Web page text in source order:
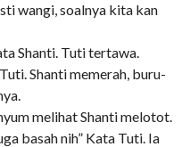
wangi, soalnya kita kan
Shanti. Tuti tertawa.
Shanti memerah, buru-
melihat Shanti melotot.
basah nih” Kata Tuti. Ia